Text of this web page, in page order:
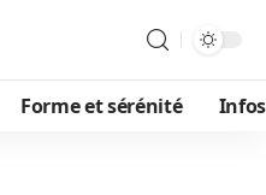
Forme et sérénité Infos